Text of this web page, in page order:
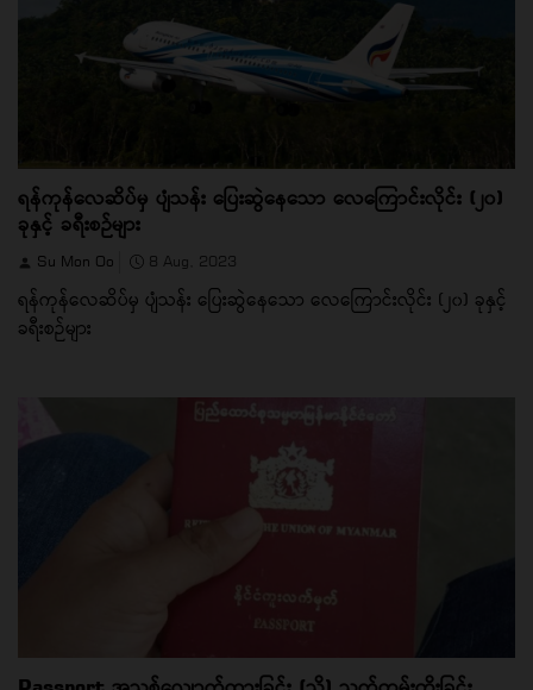
ရန်ကုန်လေဆိပ်မှ ပျံသန်း ပြေးဆွဲနေသော လေကြောင်းလိုင်း (၂၀)
ခုနှင့် ခရီးစဉ်များ
Su Mon Oo 8 Aug, 2023
ရန်ကုန်လေဆိပ်မှ ပျံသန်း ပြေးဆွဲနေသော လေကြောင်းလိုင်း (၂၀) ခုနှင့်
ခရီးစဉ်များ